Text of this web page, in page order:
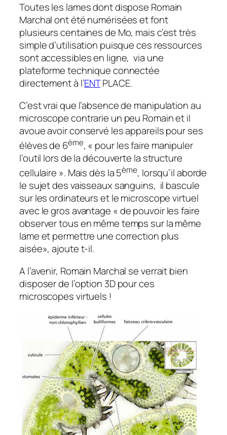
Toutes les lames dont dispose Romain
Marchal ont été numérisées et font
plusieurs centaines de Mo, mais c’est très
simple d’utilisation puisque ces ressources
sont accessibles en ligne, via une
plateforme technique connectée
directement à l’ENTPLACE.
C’est vrai que l’absence de manipulation au
microscope contrarie un peu Romain et il
avoue avoir conservé les appareils pour ses
élèves de 6ème, « pour les faire manipuler
l’outil lors de la découverte la structure
cellulaire ». Mais dès la 5ème, lorsqu’il aborde
le sujet des vaisseaux sanguins, il bascule
sur les ordinateurs et le microscope virtuel
avec le gros avantage «de pouvoir les faire
observer tous en même temps sur la même
lame et permettre une correction plus
aisée», ajoute t-il.
A l’avenir, Romain Marchal se verrait bien
disposer de l’option 3D pour ces
microscopes virtuels !